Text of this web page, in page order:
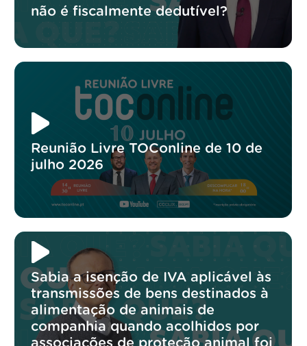
não é fiscalmente dedutível?
Reunião Livre TOConline de 10 de
julho 2026
Sabia a isenção de IVA aplicável às
transmissões de bens destinados à
alimentação de animais de
companhia quando acolhidos por
associações de proteção animal foi